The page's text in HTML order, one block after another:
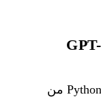
لقد استفاد تطوير هذا السكربت بلغة Python من